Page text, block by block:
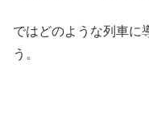
ではどのような列車に
う。